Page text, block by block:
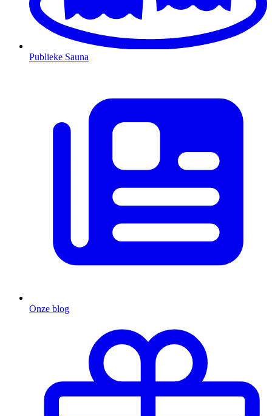
Publieke Sauna
Onze blog